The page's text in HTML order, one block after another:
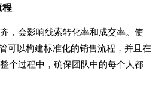
程
，会影响线索转化率和成交率。使
可以构建标准化的销售流程，并且在
个过程中，确保团队中的每个人都